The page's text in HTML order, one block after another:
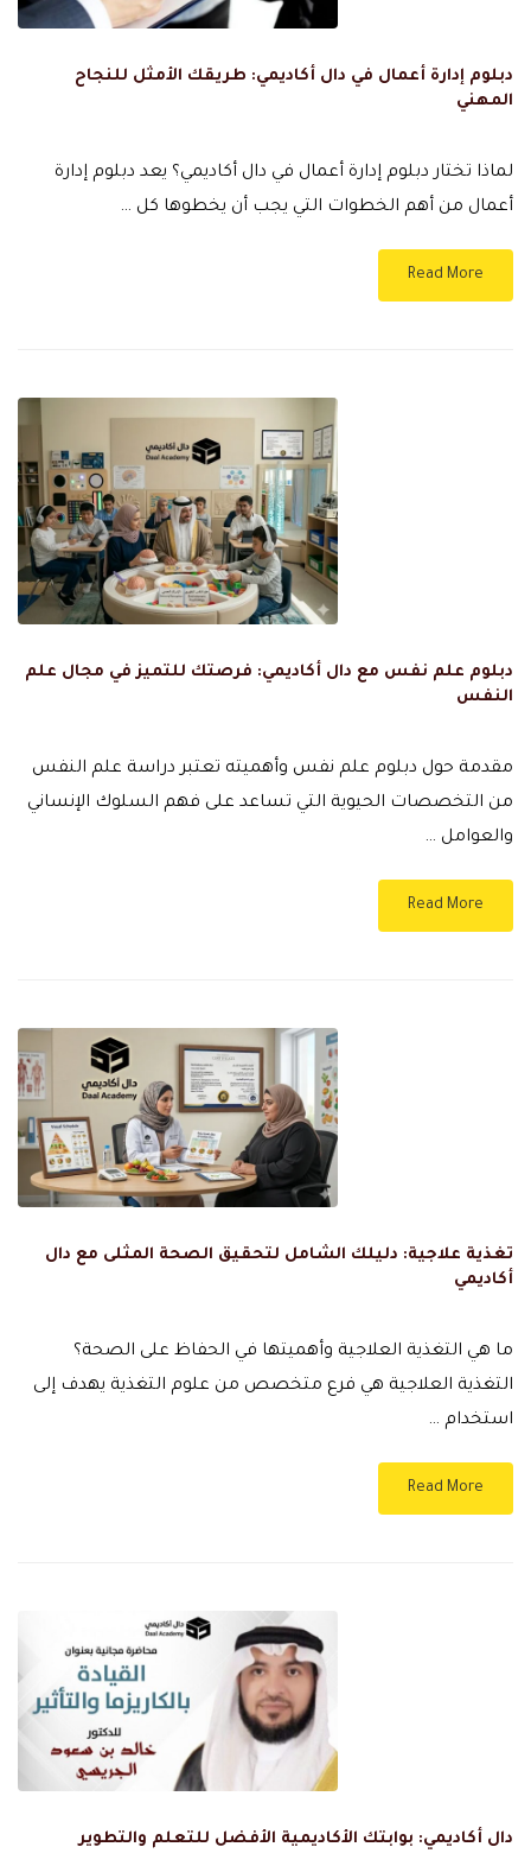
دبلوم إدارة أعمال في دال أكاديمي: طريقك الأمثل للنجاح
المهني
لماذا تختار دبلوم إدارة أعمال في دال أكاديمي؟ يعد دبلوم إدارة
أعمال من أهم الخطوات التي يجب أن يخطوها كل …
Read More
دبلوم علم نفس مع دال أكاديمي: فرصتك للتميز في مجال علم
النفس
مقدمة حول دبلوم علم نفس وأهميته تعتبر دراسة علم النفس
من التخصصات الحيوية التي تساعد على فهم السلوك الإنساني
والعوامل …
Read More
تغذية علاجية: دليلك الشامل لتحقيق الصحة المثلى مع دال
أكاديمي
ما هي التغذية العلاجية وأهميتها في الحفاظ على الصحة؟
التغذية العلاجية هي فرع متخصص من علوم التغذية يهدف إلى
استخدام …
Read More
دال أكاديمي: بوابتك الأكاديمية الأفضل للتعلم والتطوير